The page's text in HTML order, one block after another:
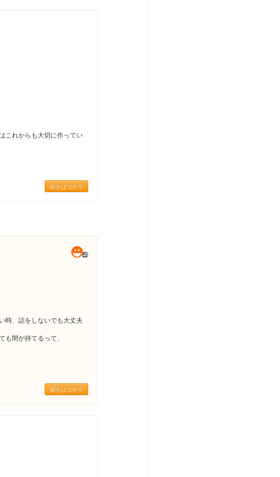
これからも大切に作ってい
続きはコチラ
時、話をしないでも大丈夫
間が持てるって、
続きはコチラ